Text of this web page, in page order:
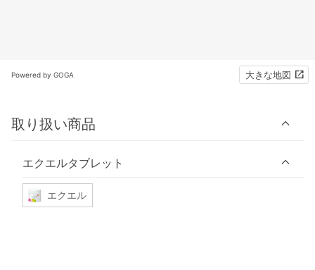
Powered by GOGA 大きな地図
取り扱い商品
エクエルタブレット
エクエル